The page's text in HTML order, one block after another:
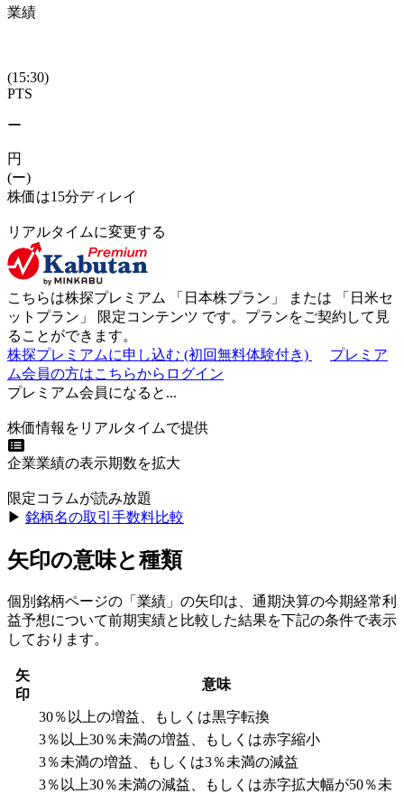
業績
(15:30)
PTS
ー
円
(ー)
株価は15分ディレイ
リアルタイムに変更する
こちらは株探プレミアム 「 日本株プラン 」 または 「 日米セ
ットプラン 」 限定コンテンツ です。プランをご契約して見
ることができます。
株探プレミアムに申し込む (初回無料体験付き)
プレミア
ム会員の方はこちらからログイン
プレミアム会員になると...
株価情報をリアルタイムで提供
企業業績の表示期数を拡大
限定コラムが読み放題
▶︎ 銘柄名の取引手数料比較
矢印の意味と種類
個別銘柄ページの「業績」の矢印は、通期決算の今期経常利
益予想について前期実績と比較した結果を下記の条件で表示
しております。
矢
印
意味
30％以上の増益、もしくは黒字転換
3％以上30％未満の増益、もしくは赤字縮小
3％未満の増益、もしくは3％未満の減益
3％以上30％未満の減益、もしくは赤字拡大幅が50％未